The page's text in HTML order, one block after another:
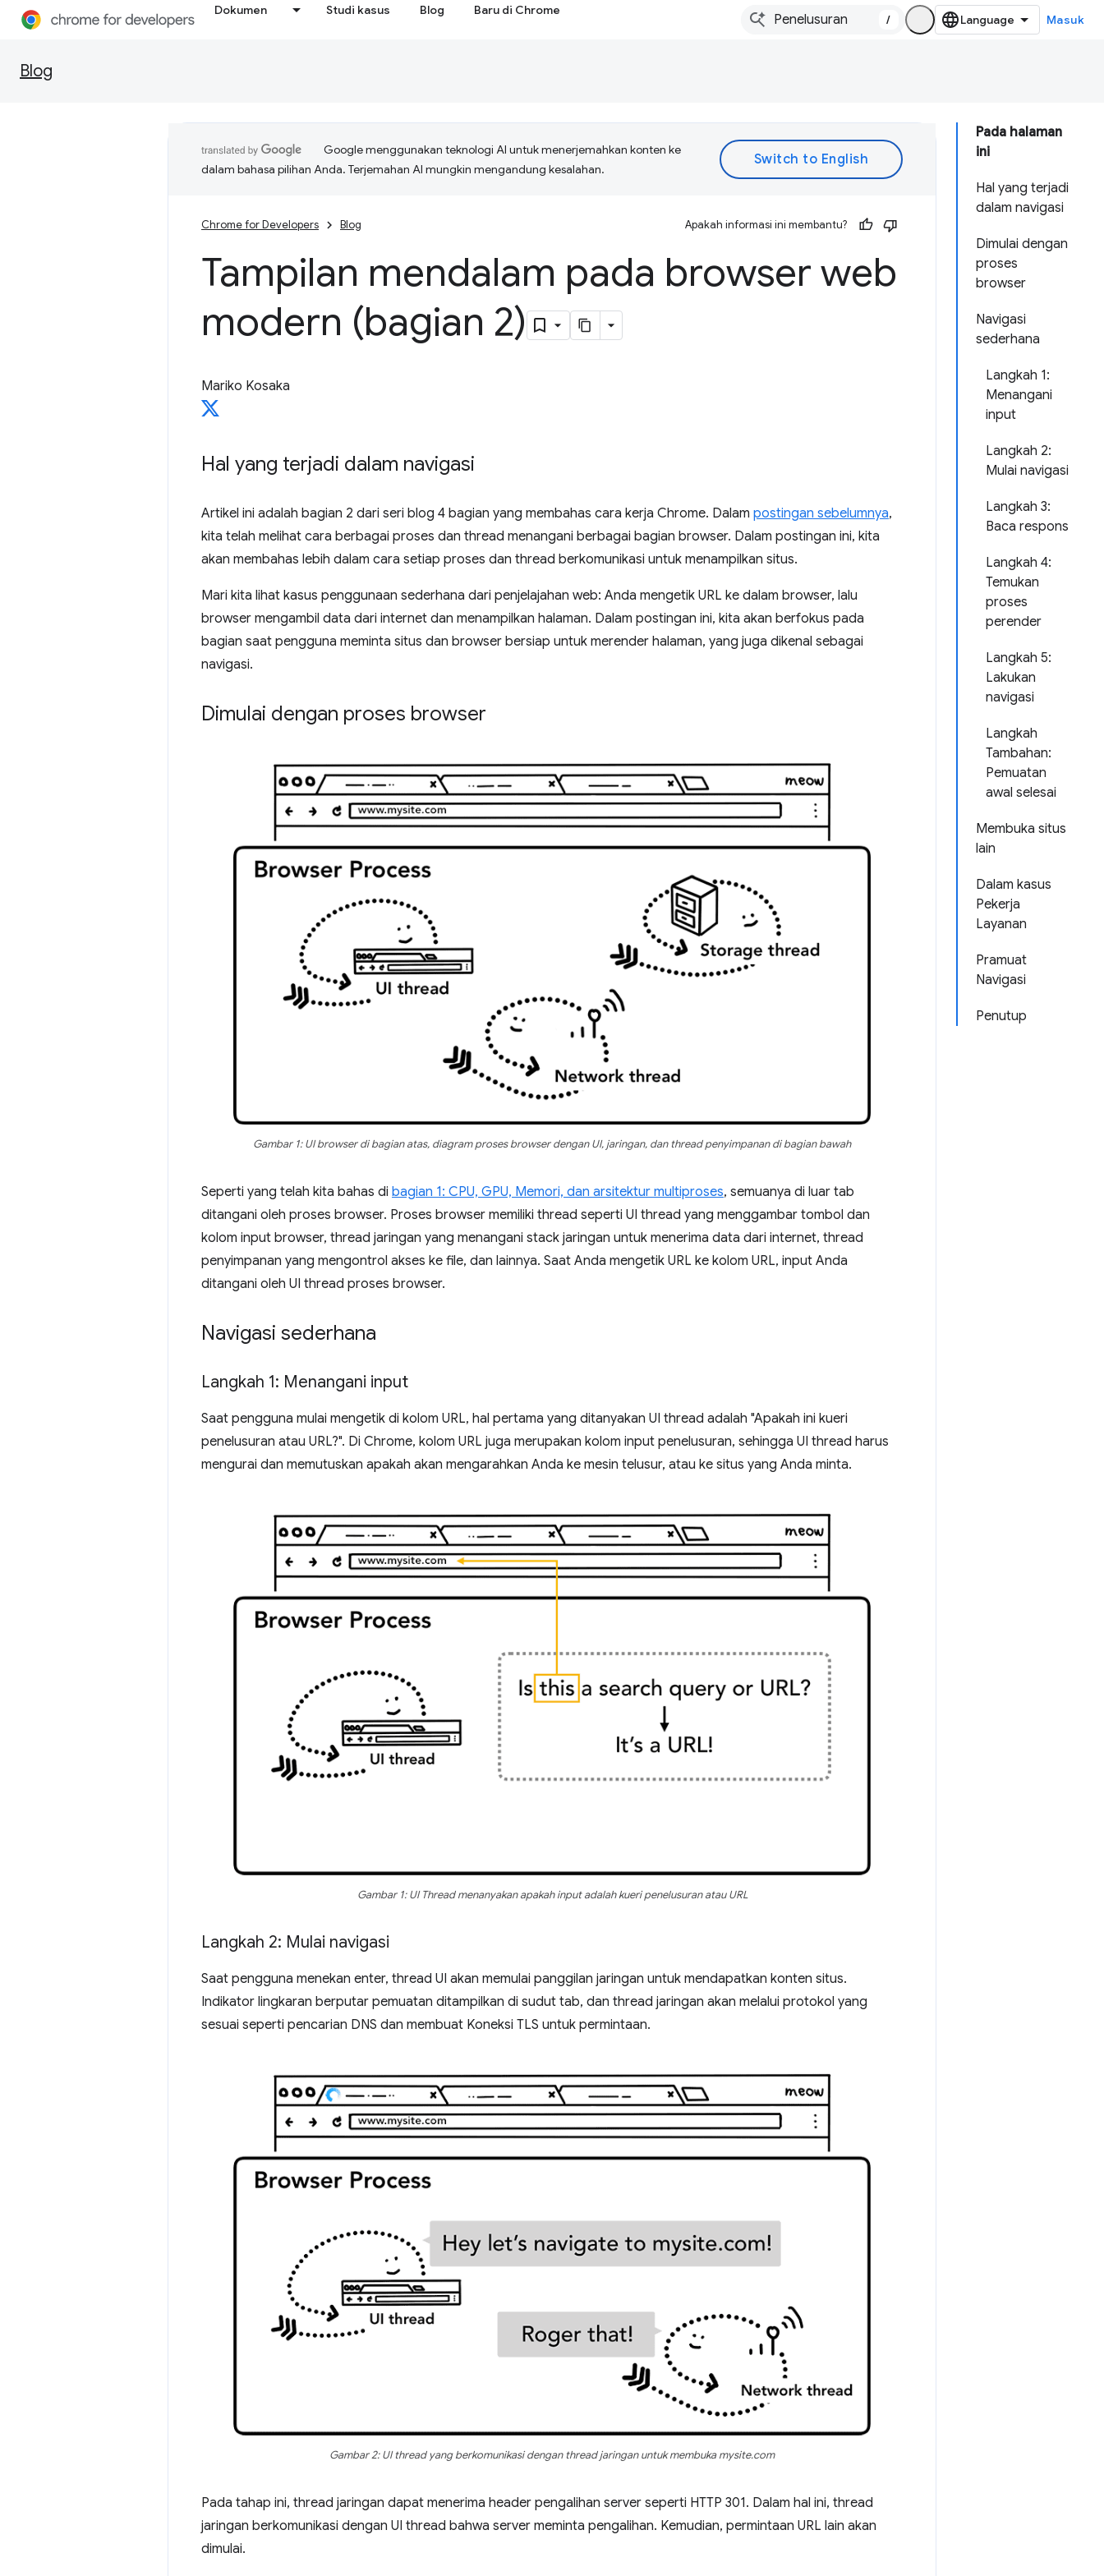
Dokumen Studi kasus Blog Baru di Chrome
/ Masuk
Blog
Pada halaman
ini
Hal yang terjadi
dalam navigasi
Dimulai dengan
proses
browser
Navigasi
sederhana
Langkah 1:
Menangani
input
Langkah 2:
Mulai navigasi
Langkah 3:
Baca respons
Langkah 4:
Temukan
proses
perender
Langkah 5:
Lakukan
navigasi
Langkah
Tambahan:
Pemuatan
awal selesai
Membuka situs
lain
Dalam kasus
Pekerja
Layanan
Pramuat
Navigasi
Penutup
Google menggunakan teknologi AI untuk menerjemahkan konten ke
dalam bahasa pilihan Anda. Terjemahan AI mungkin mengandung kesalahan.
Chrome for Developers Blog Apakah informasi ini membantu?
Tampilan mendalam pada browser web
modern (bagian 2)
Mariko Kosaka
Hal yang terjadi dalam navigasi
Artikel ini adalah bagian 2 dari seri blog 4 bagian yang membahas cara kerja Chrome. Dalam postingan sebelumnya,
kita telah melihat cara berbagai proses dan thread menangani berbagai bagian browser. Dalam postingan ini, kita
akan membahas lebih dalam cara setiap proses dan thread berkomunikasi untuk menampilkan situs.
Mari kita lihat kasus penggunaan sederhana dari penjelajahan web: Anda mengetik URL ke dalam browser, lalu
browser mengambil data dari internet dan menampilkan halaman. Dalam postingan ini, kita akan berfokus pada
bagian saat pengguna meminta situs dan browser bersiap untuk merender halaman, yang juga dikenal sebagai
navigasi.
Dimulai dengan proses browser
Gambar 1: UI browser di bagian atas, diagram proses browser dengan UI, jaringan, dan thread penyimpanan di bagian bawah
Seperti yang telah kita bahas di bagian 1: CPU, GPU, Memori, dan arsitektur multiproses, semuanya di luar tab
ditangani oleh proses browser. Proses browser memiliki thread seperti UI thread yang menggambar tombol dan
kolom input browser, thread jaringan yang menangani stack jaringan untuk menerima data dari internet, thread
penyimpanan yang mengontrol akses ke file, dan lainnya. Saat Anda mengetik URL ke kolom URL, input Anda
ditangani oleh UI thread proses browser.
Navigasi sederhana
Langkah 1: Menangani input
Saat pengguna mulai mengetik di kolom URL, hal pertama yang ditanyakan UI thread adalah "Apakah ini kueri
penelusuran atau URL?". Di Chrome, kolom URL juga merupakan kolom input penelusuran, sehingga UI thread harus
mengurai dan memutuskan apakah akan mengarahkan Anda ke mesin telusur, atau ke situs yang Anda minta.
Gambar 1: UI Thread menanyakan apakah input adalah kueri penelusuran atau URL
Langkah 2: Mulai navigasi
Saat pengguna menekan enter, thread UI akan memulai panggilan jaringan untuk mendapatkan konten situs.
Indikator lingkaran berputar pemuatan ditampilkan di sudut tab, dan thread jaringan akan melalui protokol yang
sesuai seperti pencarian DNS dan membuat Koneksi TLS untuk permintaan.
Gambar 2: UI thread yang berkomunikasi dengan thread jaringan untuk membuka mysite.com
Pada tahap ini, thread jaringan dapat menerima header pengalihan server seperti HTTP 301. Dalam hal ini, thread
jaringan berkomunikasi dengan UI thread bahwa server meminta pengalihan. Kemudian, permintaan URL lain akan
dimulai.